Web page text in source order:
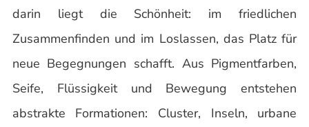
darin liegt die Schönheit: im friedlichen
Zusammenfinden und im Loslassen, das Platz für
neue Begegnungen schafft. Aus Pigmentfarben,
Seife, Flüssigkeit und Bewegung entstehen
abstrakte Formationen: Cluster, Inseln, urbane